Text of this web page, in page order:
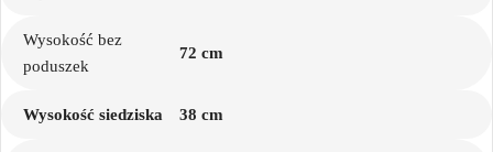
Wysokość bez
poduszek
72 cm
Wysokość siedziska 38 cm